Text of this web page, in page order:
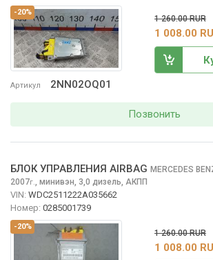
-20%
Артикул 2NN02OQ01
1 260.00 RUR
1 008.00
Позвонить
-20%
БЛОК УПРАВЛЕНИЯ AIRBAG MERCEDES
2007г., минивэн, 3,0 дизель, АКПП
VIN: WDC2511222A035662
Номер: 0285001739
1 260.00 RUR
1 008.00